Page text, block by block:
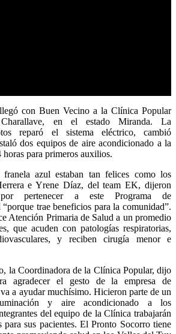
con Buen Vecino a la Clínica Popular
en el estado Miranda. La
reparó el sistema eléctrico, cambió
dos equipos de aire acondicionado a la
horas para primeros auxilios.
azul estaban tan felices como los
e Yrene Díaz, del team EK, dijeron
por pertenecer a este Programa de
trae beneficios para la comunidad”.
Atención Primaria de Salud a un promedio
que acuden con patologías respiratorias,
y reciben cirugía menor e
la Coordinadora de la Clínica Popular, dijo
agradecer el gesto de la empresa de
a ayudar muchísimo. Hicieron parte de un
y aire acondicionado a los
del equipo de la Clínica trabajarán
para sus pacientes. El Pronto Socorro tiene